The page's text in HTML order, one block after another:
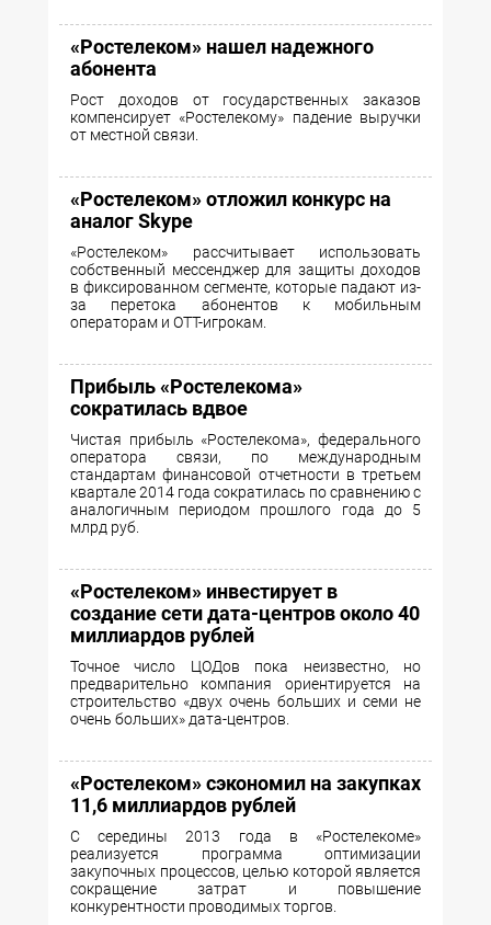
«Ростелеком» нашел надежного
абонента
Рост доходов от государственных заказов
компенсирует «Ростелекому» падение выручки
от местной связи.
«Ростелеком» отложил конкурс на
аналог Skype
«Ростелеком» рассчитывает использовать
собственный мессенджер для защиты доходов
в фиксированном сегменте, которые падают из-
за перетока абонентов к мобильным
операторам и OTT-игрокам.
Прибыль «Ростелекома»
сократилась вдвое
Чистая прибыль «Ростелекома», федерального
оператора связи, по международным
стандартам финансовой отчетности в третьем
квартале 2014 года сократилась по сравнению с
аналогичным периодом прошлого года до 5
млрд руб.
«Ростелеком» инвестирует в
создание сети дата-центров около 40
миллиардов рублей
Точное число ЦОДов пока неизвестно, но
предварительно компания ориентируется на
строительство «двух очень больших и семи не
очень больших» дата-центров.
«Ростелеком» сэкономил на закупках
11,6 миллиардов рублей
С середины 2013 года в «Ростелекоме»
реализуется программа оптимизации
закупочных процессов, целью которой является
сокращение затрат и повышение
конкурентности проводимых торгов.